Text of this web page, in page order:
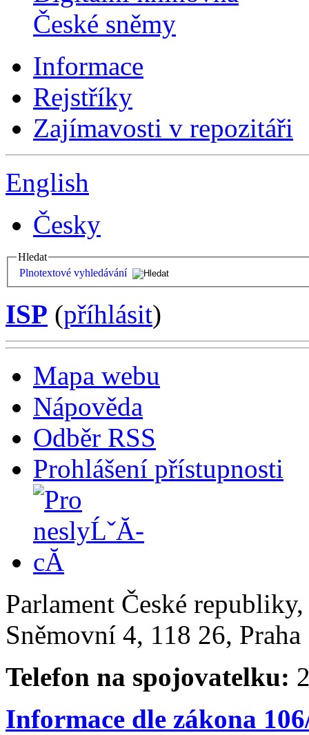
České sněmy
Informace
Rejstříky
Zajímavosti v repozitáři
English
Česky
Hledat
Plnotextové vyhledávání
ISP (příhlásit)
Mapa webu
Nápověda
Odběr RSS
Prohlášení přístupnosti
Parlament České
Sněmovní 4, 118 26,
Telefon na spojovatelku:
Informace dle zákona